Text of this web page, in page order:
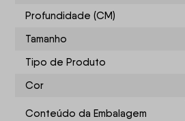
Profundidade (CM)
Tamanho
Tipo de Produto
Cor
Conteúdo da Embalagem